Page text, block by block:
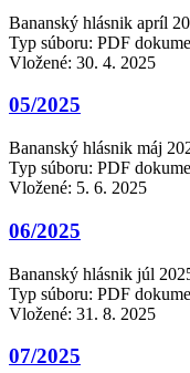
Bananský hlásnik apríl
Typ súboru: PDF
Vložené: 30. 4. 2025
05/2025
Bananský hlásnik máj
Typ súboru: PDF
Vložené: 5. 6. 2025
06/2025
Bananský hlásnik júl
Typ súboru: PDF
Vložené: 31. 8. 2025
07/2025